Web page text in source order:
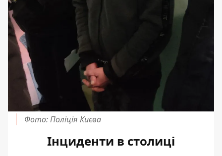
Фото: Поліція Києва
Інциденти в столиці